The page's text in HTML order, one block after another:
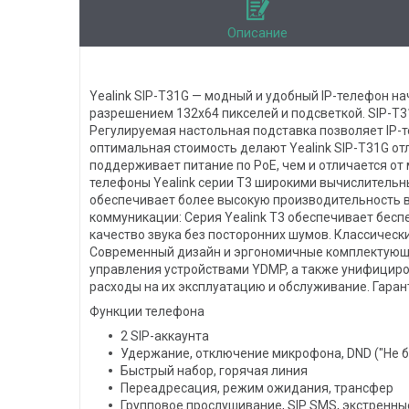
Описание
Yealink SIP-T31G — модный и удобный IP-телефон
разрешением 132x64 пикселей и подсветкой. SIP-
Регулируемая настольная подставка позволяет
оптимальная стоимость делают Yealink SIP-T31G
поддерживает питание по PoE, чем и отличается
телефоны Yealink серии T3 широкими
обеспечивает более высокую производительность
коммуникации: Серия Yealink T3 обеспечивает
качество звука без посторонних шумов.
Современный дизайн и эргономичные
управления устройствами YDMP, а также
расходы на их эксплуатацию и обслуживание.
Функции телефона
2 SIP-аккаунта
Удержание, отключение микрофона, DND ("Не
Быстрый набор, горячая линия
Переадресация, режим ожидания, трансфер
Групповое прослушивание, SIP SMS,